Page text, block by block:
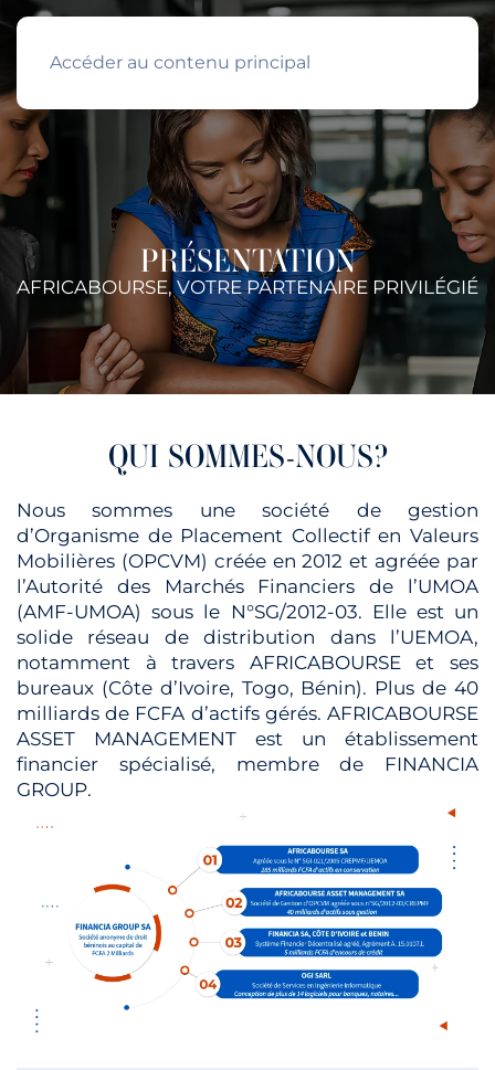
Accéder au contenu principal
PRÉSENTATION
AFRICABOURSE, VOTRE PARTENAIRE PRIVILÉGIÉ
QUI SOMMES-NOUS?
Nous sommes une société de gestion
d’Organisme de Placement Collectif en Valeurs
Mobilières (OPCVM) créée en 2012 et agréée par
l’Autorité des Marchés Financiers de l’UMOA
(AMF-UMOA) sous le N°SG/2012-03. Elle est un
solide réseau de distribution dans l’UEMOA,
notamment à travers AFRICABOURSE et ses
bureaux (Côte d’Ivoire, Togo, Bénin). Plus de 40
milliards de FCFA d’actifs gérés. AFRICABOURSE
ASSET MANAGEMENT est un établissement
financier spécialisé, membre de FINANCIA
GROUP.